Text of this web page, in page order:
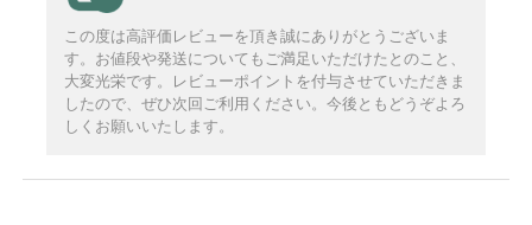
この度は高評価レビューを頂き誠にありがとうございま
す。お値段や発送についてもご満足いただけたとのこと、
大変光栄です。レビューポイントを付与させていただきま
したので、ぜひ次回ご利用ください。今後ともどうぞよろ
しくお願いいたします。